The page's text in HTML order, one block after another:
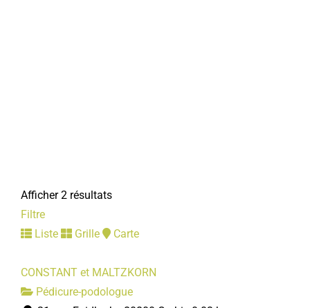
Afficher 2 résultats
Filtre
Liste
Grille Carte
CONSTANT et MALTZKORN
Pédicure-podologue